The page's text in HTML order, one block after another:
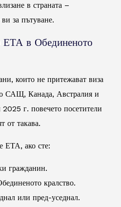
в страната –
за пътуване.
ЕТА в Обединеното
които не притежават виза
САЩ, Канада, Австралия и
г. повечето посетители
от такава.
ЕТА, ако сте:
гражданин.
кралство.
или пред-уседнал.